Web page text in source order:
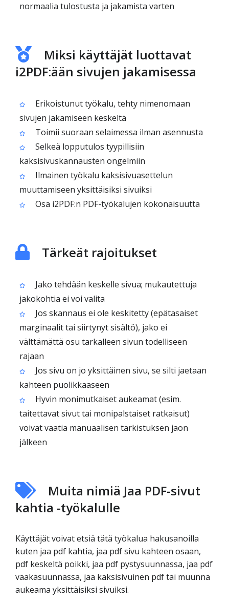
normaalia tulostusta ja jakamista varten
Miksi käyttäjät luottavat
i2PDF:ään sivujen jakamisessa
Erikoistunut työkalu, tehty nimenomaan
sivujen jakamiseen keskeltä
Toimii suoraan selaimessa ilman asennusta
Selkeä lopputulos tyypillisiin
kaksisivuskannausten ongelmiin
Ilmainen työkalu kaksisivuasettelun
muuttamiseen yksittäisiksi sivuiksi
Osa i2PDF:n PDF-työkalujen kokonaisuutta
Tärkeät rajoitukset
Jako tehdään keskelle sivua; mukautettuja
jakokohtia ei voi valita
Jos skannaus ei ole keskitetty (epätasaiset
marginaalit tai siirtynyt sisältö), jako ei
välttämättä osu tarkalleen sivun todelliseen
rajaan
Jos sivu on jo yksittäinen sivu, se silti jaetaan
kahteen puolikkaaseen
Hyvin monimutkaiset aukeamat (esim.
taitettavat sivut tai monipalstaiset ratkaisut)
voivat vaatia manuaalisen tarkistuksen jaon
jälkeen
Muita nimiä Jaa PDF-sivut
kahtia -työkalulle
Käyttäjät voivat etsiä tätä työkalua hakusanoilla
kuten jaa pdf kahtia, jaa pdf sivu kahteen osaan,
pdf keskeltä poikki, jaa pdf pystysuunnassa, jaa pdf
vaakasuunnassa, jaa kaksisivuinen pdf tai muunna
aukeama yksittäisiksi sivuiksi.